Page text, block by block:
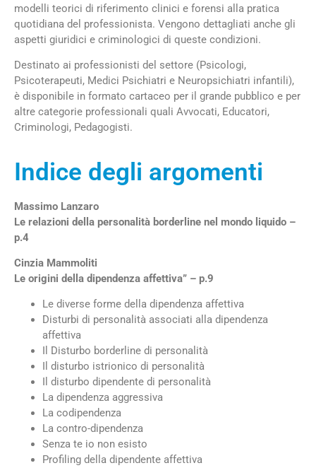
modelli teorici di riferimento clinici e forensi alla pratica
quotidiana del professionista. Vengono dettagliati anche gli
aspetti giuridici e criminologici di queste condizioni.
Destinato ai professionisti del settore (Psicologi,
Psicoterapeuti, Medici Psichiatri e Neuropsichiatri infantili),
è disponibile in formato cartaceo per il grande pubblico e per
altre categorie professionali quali Avvocati, Educatori,
Criminologi, Pedagogisti.
Indice degli argomenti
Massimo Lanzaro
Le relazioni della personalità borderline nel mondo liquido –
p.4
Cinzia Mammoliti
Le origini della dipendenza affettiva” – p.9
Le diverse forme della dipendenza affettiva
Disturbi di personalità associati alla dipendenza
affettiva
Il Disturbo borderline di personalità
Il disturbo istrionico di personalità
Il disturbo dipendente di personalità
La dipendenza aggressiva
La codipendenza
La contro-dipendenza
Senza te io non esisto
Profiling della dipendente affettiva